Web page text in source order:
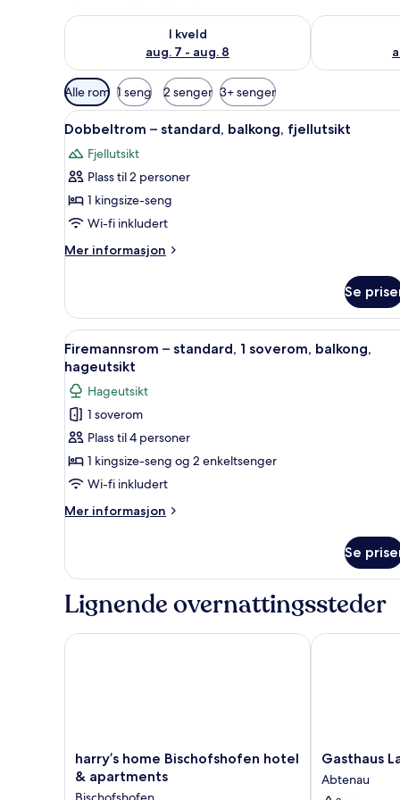
I kveld
aug. 7 - aug. 8
Sjekk tilgjengelighet for i kveld, aug. 7 - aug. 8
Sjekk
Tilgjengelige
filtre
for
Alle rom 1 seng 2 senger 3+ senger
Åpne
alle
bildene
av
Dobbeltrom
–
standard,
balkong,
Allergitestet sengetøy,
4
Dobbeltrom – standard, balkong, fjellutsikt
Fjellutsikt
Plass til 2 personer
1 kingsize-seng
Wi-fi inkludert
Mer informasjon
Mer
–
standard,
balkong,
fjellutsikt
Se
Åpne
alle
bildene
av
Firemannsrom
–
standard,
1
soverom,
balkong,
Allergitestet sengetøy,
4
Firemannsrom – standard, 1 soverom, balkong,
hageutsikt
Hageutsikt
1 soverom
Plass til 4 personer
1 kingsize-seng og 2 enkeltsenger
Wi-fi inkludert
Mer informasjon
Mer
–
balkong,
Se
Lignende overnattingssteder
harry’s
home
Bischofshofen
harry’s home Bischofshofen hotel
& apartments
harry’s home Bischofshofen hotel & apartments
Gasthaus
Landhotel
Traunstein
Gasthaus
Abtenau
Gasthaus